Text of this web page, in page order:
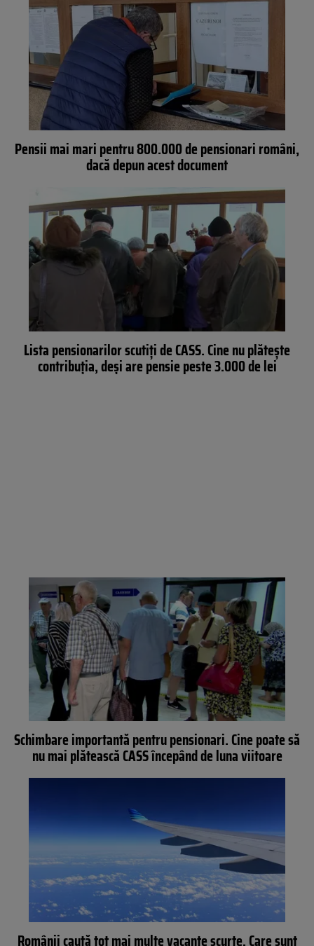
Pensii mai mari pentru 800.000 de pensionari români,
dacă depun acest document
Lista pensionarilor scutiți de CASS. Cine nu plătește
contribuția, deși are pensie peste 3.000 de lei
Schimbare importantă pentru pensionari. Cine poate să
nu mai plătească CASS începând de luna viitoare
Românii caută tot mai multe vacanțe scurte. Care sunt